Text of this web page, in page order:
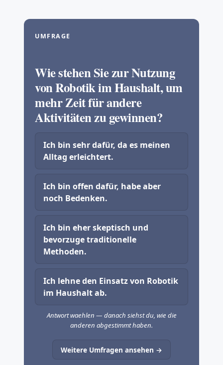
UMFRAGE
Wie stehen Sie zur Nutzung
von Robotik im Haushalt, um
mehr Zeit für andere
Aktivitäten zu gewinnen?
Ich bin sehr dafür, da es meinen
Alltag erleichtert.
Ich bin offen dafür, habe aber
noch Bedenken.
Ich bin eher skeptisch und
bevorzuge traditionelle
Methoden.
Ich lehne den Einsatz von Robotik
im Haushalt ab.
Antwort waehlen — danach siehst du, wie die
anderen abgestimmt haben.
Weitere Umfragen ansehen →